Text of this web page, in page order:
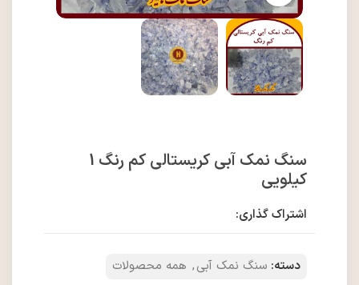
سنگ نمک آبی کریستالی کم رنگ 1
کیلویی
اشتراک گذاری:
دسته: سنگ نمک آبی, همه محصولات